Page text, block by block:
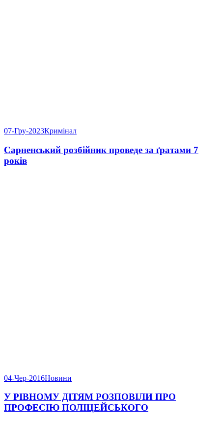
07-Гру-2023Кримінал
Сарненський розбійник проведе за ґратами 7
років
04-Чер-2016Новини
У РІВНОМУ ДІТЯМ РОЗПОВІЛИ ПРО
ПРОФЕСІЮ ПОЛІЦЕЙСЬКОГО